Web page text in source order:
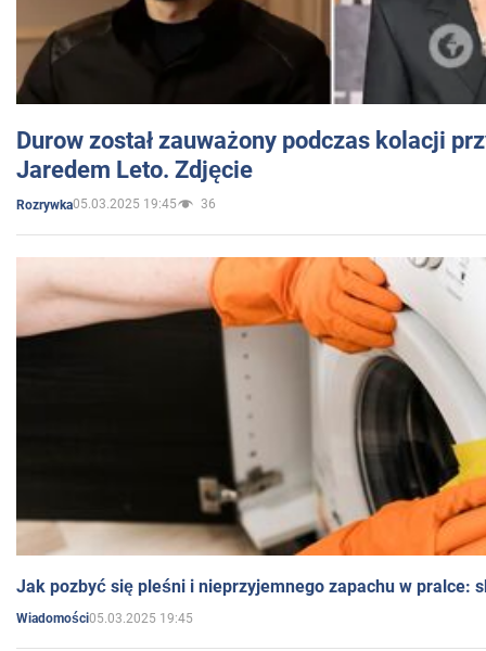
Durow został zauważony podczas kolacji
Jaredem Leto. Zdjęcie
Rozrywka05.03.2025 19:45 36
Jak pozbyć się pleśni i nieprzyjemnego zapachu w pralce:
Wiadomości05.03.2025 19:45